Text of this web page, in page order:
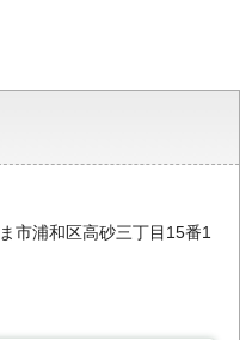
市浦和区高砂三丁目15番1